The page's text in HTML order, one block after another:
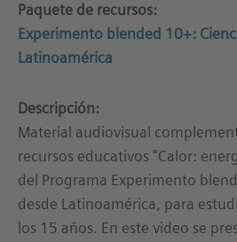
Paquete de recursos:
Experimento blended 10+:
Latinoamérica
Descripción:
Material audiovisual
recursos educativos "Calor:
del Programa Experimento
desde Latinoamérica, para
los 15 años. En este video se